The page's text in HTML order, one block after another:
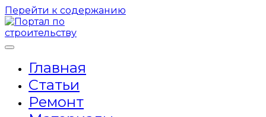
Перейти к содержанию
Главная
Статьи
Ремонт